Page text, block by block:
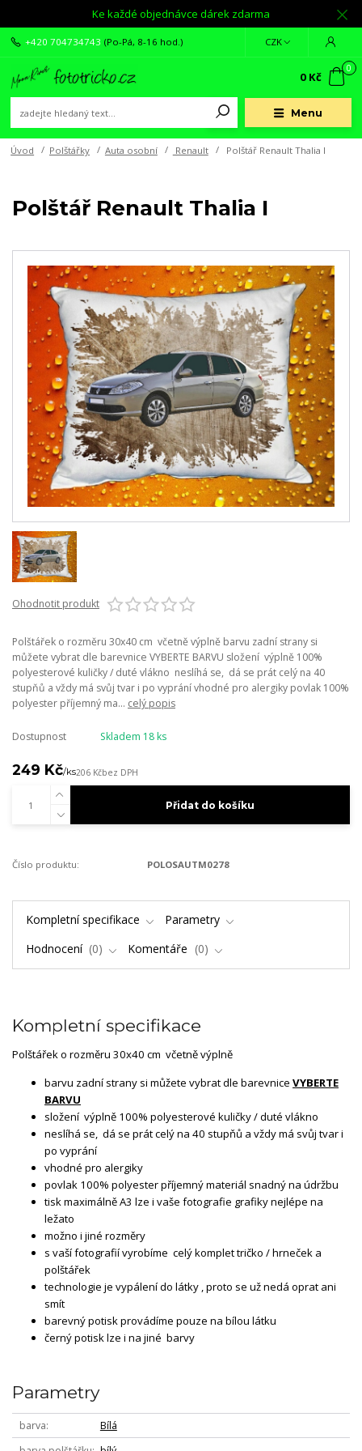
Ke každé objednávce dárek zdarma
Menu
CZK
+420 704734743 (Po-Pá, 8-16 hod.)
0
0 Kč
Úvod Polštářky Auta osobní Renault Polštář Renault Thalia I
Polštář Renault Thalia I
Ohodnotit produkt
Polštářek o rozměru 30x40 cm včetně výplně barvu zadní strany si
můžete vybrat dle barevnice VYBERTE BARVU složení výplně 100%
polyesterové kuličky / duté vlákno neslíhá se, dá se prát celý na 40
stupňů a vždy má svůj tvar i po vyprání vhodné pro alergiky povlak 100%
polyester příjemný ma... celý popis
Dostupnost Skladem 18 ks
249 Kč/ks206 Kčbez DPH
Přidat do košíku
Číslo produktu: POLOSAUTM0278
Kompletní specifikace
Parametry
Hodnocení
0 Komentáře 0
Kompletní specifikace
Polštářek o rozměru 30x40 cm včetně výplně
barvu zadní strany si můžete vybrat dle barevnice VYBERTE
BARVU
složení výplně 100% polyesterové kuličky / duté vlákno
neslíhá se, dá se prát celý na 40 stupňů a vždy má svůj tvar i
po vyprání
vhodné pro alergiky
povlak 100% polyester příjemný materiál snadný na údržbu
tisk maximálně A3 lze i vaše fotografie grafiky nejlépe na
ležato
možno i jiné rozměry
s vaší fotografií vyrobíme celý komplet tričko / hrneček a
polštářek
technologie je vypálení do látky , proto se už nedá oprat ani
smít
barevný potisk provádíme pouze na bílou látku
černý potisk lze i na jiné barvy
Parametry
barva
Bílá